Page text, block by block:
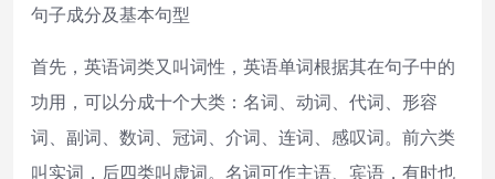
句子成分及基本句型
首先，英语词类又叫词性，英语单词根据其在句子中的
功用，可以分成十个大类：名词、动词、代词、形容
词、副词、数词、冠词、介词、连词、感叹词。前六类
叫实词，后四类叫虚词。名词可作主语、宾语，有时也